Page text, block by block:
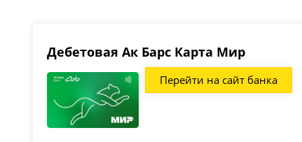
Дебетовая Ак Барс Карта Мир
Перейти на сайт банка